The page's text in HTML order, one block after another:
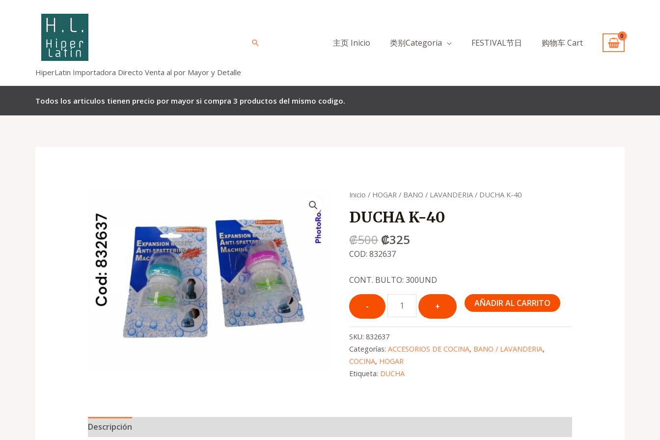
HiperLatin Importadora Directo Venta al por Mayor y Detalle
Buscar 主页 Inicio 类别Categoria FESTIVAL节日 购物车 Cart
Todos los articulos tienen precio por mayor si compra 3 productos del mismo codigo.
Inicio / HOGAR / BANO / LAVANDERIA / DUCHA K-40
DUCHA K-40
₡500
El
original
era:
.
₡500
₡325
El
actual
COD: 832637
CONT. BULTO: 300UND
Quantity
AÑADIR AL CARRITO
SKU:832637
Categorías:ACCESORIOS DE COCINA, BANO / LAVANDERIA,
COCINA, HOGAR
Etiqueta: DUCHA
Descripción